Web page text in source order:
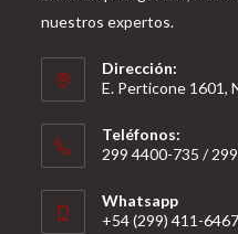
nuestros expertos.
Dirección:
E. Perticone 1601,
Teléfonos:
299 4400-735 /
abre
Whatsapp
+54 (299) 411-6467